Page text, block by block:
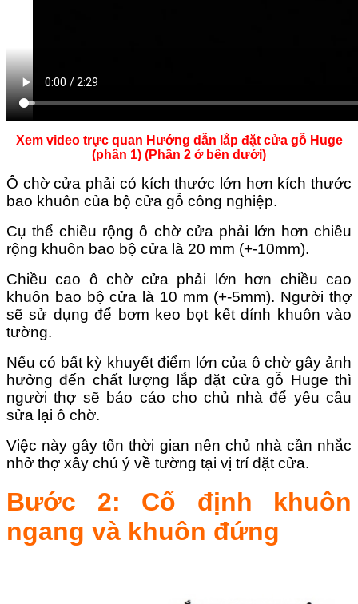
Xem video trực quan Hướng dẫn lắp đặt cửa gỗ Huge
(phần 1) (Phần 2 ở bên dưới)
Ô chờ cửa phải có kích thước lớn hơn kích thước
bao khuôn của bộ cửa gỗ công nghiệp.
Cụ thể chiều rộng ô chờ cửa phải lớn hơn chiều
rộng khuôn bao bộ cửa là 20 mm (+-10mm).
Chiều cao ô chờ cửa phải lớn hơn chiều cao
khuôn bao bộ cửa là 10 mm (+-5mm). Người thợ
sẽ sử dụng để bơm keo bọt kết dính khuôn vào
tường.
Nếu có bất kỳ khuyết điểm lớn của ô chờ gây ảnh
hưởng đến chất lượng lắp đặt cửa gỗ Huge thì
người thợ sẽ báo cáo cho chủ nhà để yêu cầu
sửa lại ô chờ.
Việc này gây tốn thời gian nên chủ nhà cần nhắc
nhở thợ xây chú ý về tường tại vị trí đặt cửa.
Bước 2: Cố định khuôn
ngang và khuôn đứng